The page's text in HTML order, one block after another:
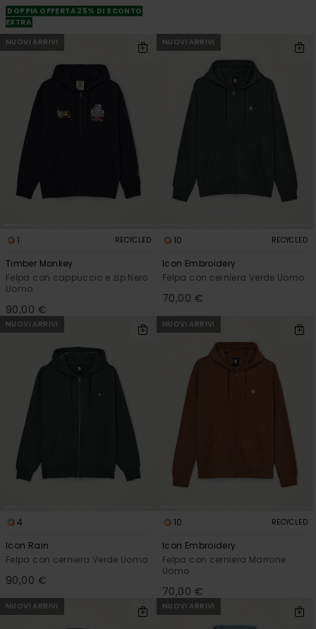
DOPPIA OFFERTA 25% DI SCONTO
EXTRA
NUOVI ARRIVI
1 RECYCLED
Timber Monkey
Felpa con cappuccio e zip Nero
Uomo
90,00 €
NUOVI ARRIVI
10 RECYCLED
Icon Embroidery
Felpa con cerniera Verde Uomo
70,00 €
NUOVI ARRIVI
4
Icon Rain
Felpa con cerniera Verde Uomo
90,00 €
NUOVI ARRIVI
10 RECYCLED
Icon Embroidery
Felpa con cerniera Marrone
Uomo
70,00 €
NUOVI ARRIVI NUOVI ARRIVI